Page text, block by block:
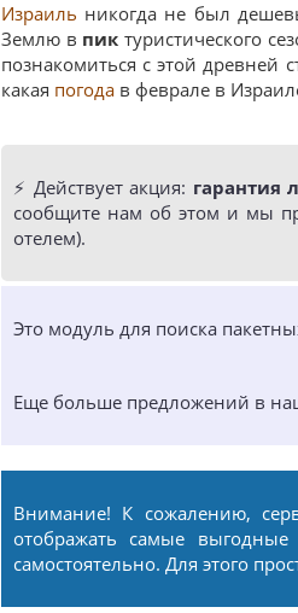
Израиль никогда не был
Землю в пик туристического
познакомиться с этой древней
какая погода в феврале в
⚡️ Действует акция: гарантия
сообщите нам об этом и мы
отелем).
Это модуль для поиска
Еще больше предложений в
Внимание! К сожалению,
отображать самые
самостоятельно. Для этого